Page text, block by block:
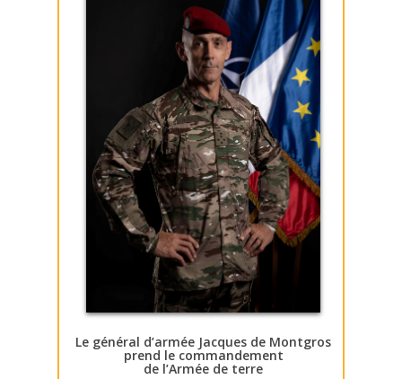
Le général d’armée Jacques de Montgros
prend le commandement
de l’Armée de terre